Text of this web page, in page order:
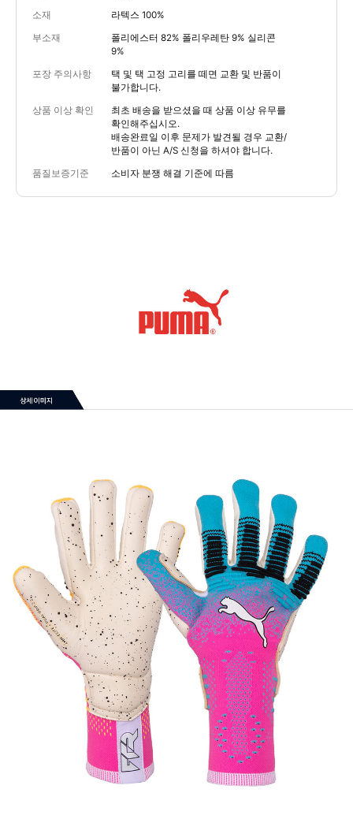
소재 라텍스 100%
부소재
폴리에스터 82% 폴리우레탄 9% 실리콘
9%
포장 주의사항
택 및 택 고정 고리를 떼면 교환 및 반품이
불가합니다.
상품 이상 확인
최초 배송을 받으셨을 때 상품 이상 유무를
확인해주십시오.
배송완료일 이후 문제가 발견될 경우 교환/
반품이 아닌 A/S 신청을 하셔야 합니다.
품질보증기준 소비자 분쟁 해결 기준에 따름